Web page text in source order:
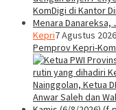
Kepri7 Agustus 2026
Pemprov Kepri-